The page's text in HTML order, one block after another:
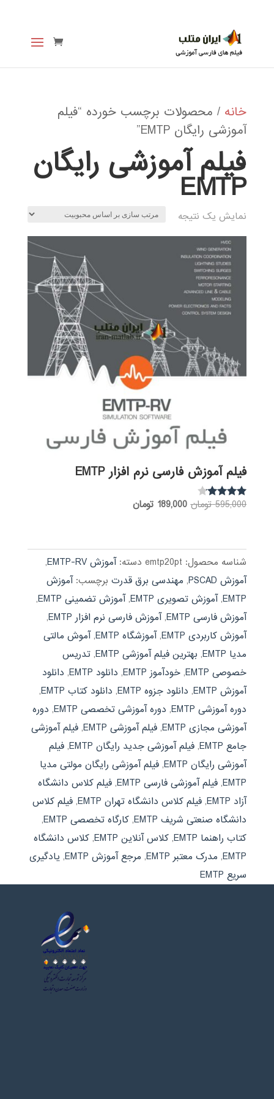
خانه / محصولات برچسب خورده “فیلم
آموزشی رایگان EMTP”
فیلم آموزشی رایگان
EMTP
نمایش یک نتیجه
فیلم آموزش فارسی نرم افزار EMTP
نمره
595,000 تومان قیمت
بود.
189,000 تومانقیمت
شناسه محصول: emtp20pt دسته:آموزش EMTP-RV
,
آموزش PSCAD
, مهندسی برق قدرت برچسب:آموزش
EMTP
,آموزش تصویری EMTP ,آموزش تضمینی EMTP
,
آموزش فارسی EMTP
,آموزش فارسی نرم افزار EMTP
,
آموزش کاربردی EMTP
,آموزشگاه EMTP ,آموش مالتی
مدیا EMTP
, بهترین فیلم آموزشی EMTP , تدریس
خصوصی EMTP
, خودآموز EMTP , دانلود EMTP , دانلود
آموزش EMTP
, دانلود جزوه EMTP , دانلود کتاب EMTP
,
دوره آموزشی EMTP
, دوره آموزشی تخصصی EMTP , دوره
آموزشی مجازی EMTP
, فیلم آموزشی EMTP , فیلم آموزشی
جامع EMTP
, فیلم آموزشی جدید رایگان EMTP , فیلم
آموزشی رایگان EMTP
, فیلم آموزشی رایگان مولتی مدیا
EMTP
, فیلم آموزشی فارسی EMTP , فیلم کلاس دانشگاه
آزاد EMTP
, فیلم کلاس دانشگاه تهران EMTP , فیلم کلاس
دانشگاه صنعتی شریف EMTP
, کارگاه تخصصی EMTP
,
کتاب راهنما EMTP
, کلاس آنلاین EMTP , کلاس دانشگاه
EMTP
, مدرک معتبر EMTP , مرجع آموزش EMTP , یادگیری
سریع EMTP